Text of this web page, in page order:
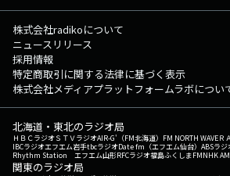
株式会社radikoについて
ニュースリリース
採用情報
特定商取引に関する法律に基づく表示
株式会社メディアプラットフォームラボについ
北海道・東北のラジオ局
ＨＢＣラジオＳＴＶラジオAIR-G'（FM北海道） FM NORTH WAVEＲ
IBCラジオエフエム岩手tbcラジオDate fm（エフエム仙台） ABSラジ
Rhythm Station エフエム山形RFCラジオ福島ふくしまFMNHK AM
関東のラジオ局